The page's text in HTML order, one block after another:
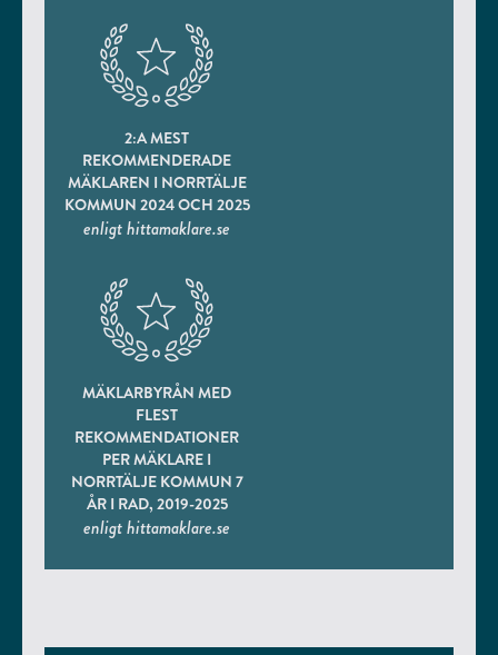
2:A MEST
REKOMMENDERADE
MÄKLAREN I NORRTÄLJE
KOMMUN 2024 OCH 2025
enligt hittamaklare.se
MÄKLARBYRÅN MED
FLEST
REKOMMENDATIONER
PER MÄKLARE I
NORRTÄLJE KOMMUN 7
ÅR I RAD, 2019-2025
enligt hittamaklare.se